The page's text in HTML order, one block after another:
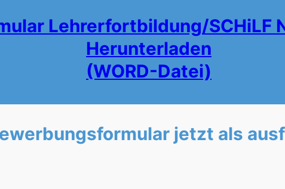
Lehrerfortbildung/SCHiLF
Herunterladen
(WORD-Datei)
jetzt als